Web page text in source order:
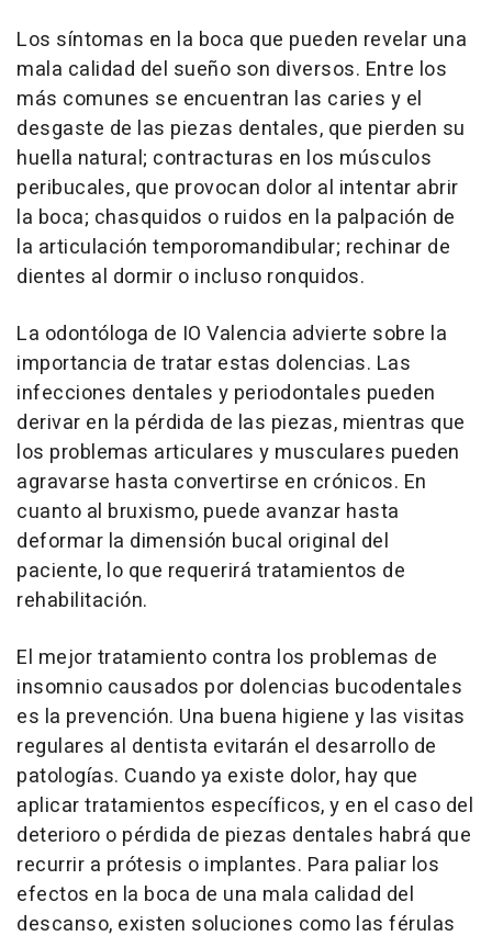
Los síntomas en la boca que pueden revelar una
mala calidad del sueño son diversos. Entre los
más comunes se encuentran las caries y el
desgaste de las piezas dentales, que pierden su
huella natural; contracturas en los músculos
peribucales, que provocan dolor al intentar abrir
la boca; chasquidos o ruidos en la palpación de
la articulación temporomandibular; rechinar de
dientes al dormir o incluso ronquidos.
La odontóloga de IO Valencia advierte sobre la
importancia de tratar estas dolencias. Las
infecciones dentales y periodontales pueden
derivar en la pérdida de las piezas, mientras que
los problemas articulares y musculares pueden
agravarse hasta convertirse en crónicos. En
cuanto al bruxismo, puede avanzar hasta
deformar la dimensión bucal original del
paciente, lo que requerirá tratamientos de
rehabilitación.
El mejor tratamiento contra los problemas de
insomnio causados por dolencias bucodentales
es la prevención. Una buena higiene y las visitas
regulares al dentista evitarán el desarrollo de
patologías. Cuando ya existe dolor, hay que
aplicar tratamientos específicos, y en el caso del
deterioro o pérdida de piezas dentales habrá que
recurrir a prótesis o implantes. Para paliar los
efectos en la boca de una mala calidad del
descanso, existen soluciones como las férulas